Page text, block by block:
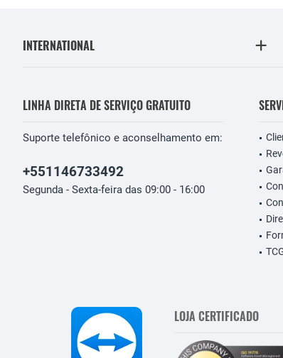
INTERNATIONAL
LINHA DIRETA DE SERVIÇO GRATUITO
Suporte telefônico e aconselhamento em:
+551146733492
Segunda - Sexta-feira das 09:00 - 16:00
LOJA CERTIFICADO